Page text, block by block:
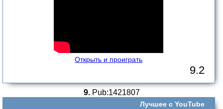
Открыть и проиграть
9.2
9.Pub:1421807
Лучшее с YouTube